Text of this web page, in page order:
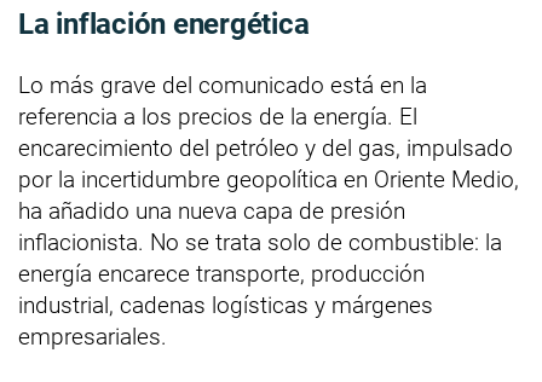
La inflación energética
Lo más grave del comunicado está en la
referencia a los precios de la energía. El
encarecimiento del petróleo y del gas, impulsado
por la incertidumbre geopolítica en Oriente Medio,
ha añadido una nueva capa de presión
inflacionista. No se trata solo de combustible: la
energía encarece transporte, producción
industrial, cadenas logísticas y márgenes
empresariales.